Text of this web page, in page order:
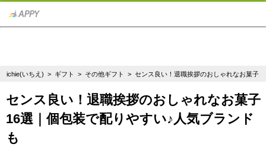
ichie(いちえ) > ギフト > その他ギフト > センス良い！退職挨拶のおしゃれなお菓子
センス良い！退職挨拶のおしゃれなお菓子
16選｜個包装で配りやすい♪人気ブランド
も